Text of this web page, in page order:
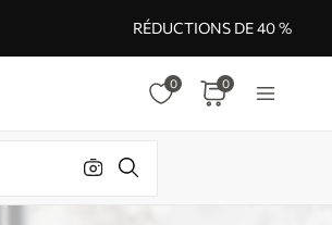
RÉDUCTIONS DE 40 %
0 0